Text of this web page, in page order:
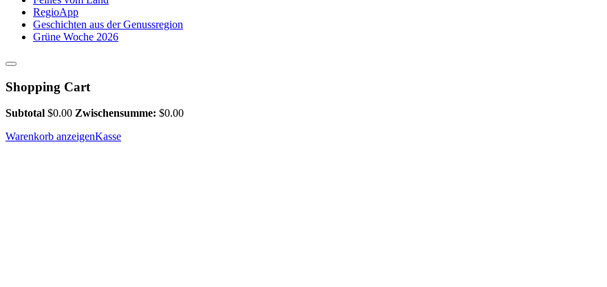
RegioApp
Geschichten aus der Genussregion
Grüne Woche 2026
Shopping Cart
Subtotal $0.00 Zwischensumme: $0.00
Warenkorb anzeigenKasse